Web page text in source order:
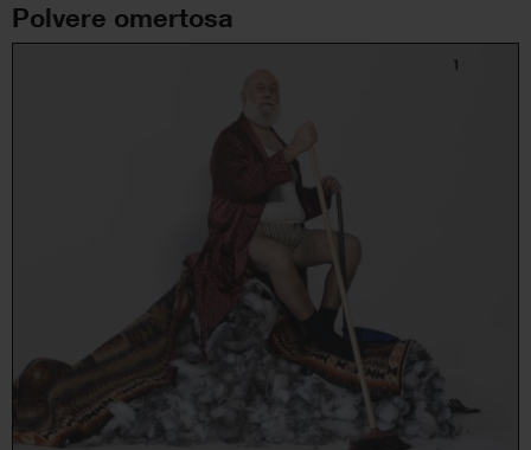
Polvere omertosa